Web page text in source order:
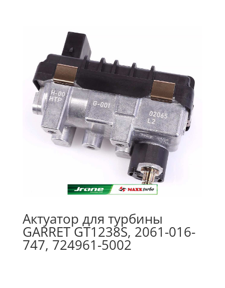
Актуатор для турбины
GARRET GT1238S, 2061-016-
747, 724961-5002